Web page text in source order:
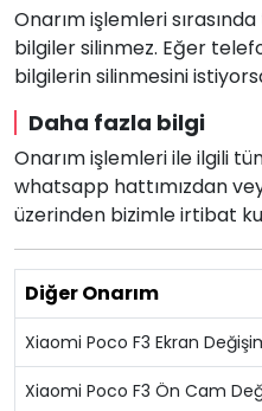
Onarım işlemleri
bilgiler silinmez. Eğer
bilgilerin silinmesini
Daha fazla bilgi
Onarım işlemleri ile ilgili
whatsapp hattımızdan
üzerinden bizimle irtibat
Diğer Onarım
Xiaomi Poco F3 Ekran
Xiaomi Poco F3 Ön Cam